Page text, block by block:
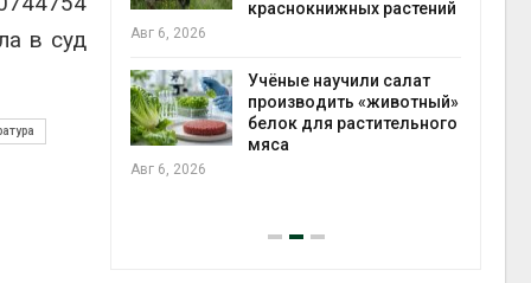
в суд
краснокнижных растений
Авг 6, 2026
Учёные научили салат
производить «животный»
белок для растительного
мяса
Авг 6, 2026